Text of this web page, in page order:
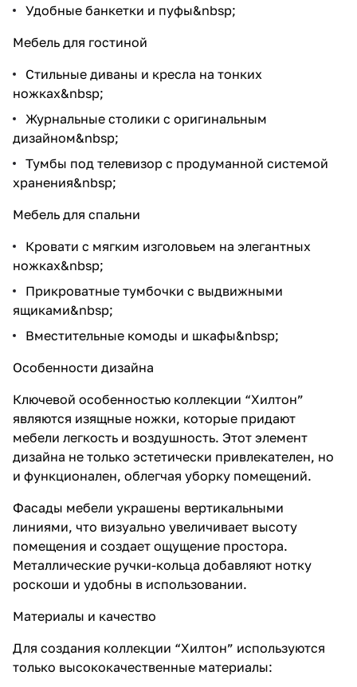
Удобные банкетки и пуфы&nbsp;
Мебель для гостиной
Стильные диваны и кресла на тонких
ножках&nbsp;
Журнальные столики с оригинальным
дизайном&nbsp;
Тумбы под телевизор с продуманной системой
хранения&nbsp;
Мебель для спальни
Кровати с мягким изголовьем на элегантных
ножках&nbsp;
Прикроватные тумбочки с выдвижными
ящиками&nbsp;
Вместительные комоды и шкафы&nbsp;
Особенности дизайна
Ключевой особенностью коллекции “Хилтон”
являются изящные ножки, которые придают
мебели легкость и воздушность. Этот элемент
дизайна не только эстетически привлекателен, но
и функционален, облегчая уборку помещений.
Фасады мебели украшены вертикальными
линиями, что визуально увеличивает высоту
помещения и создает ощущение простора.
Металлические ручки-кольца добавляют нотку
роскоши и удобны в использовании.
Материалы и качество
Для создания коллекции “Хилтон” используются
только высококачественные материалы: